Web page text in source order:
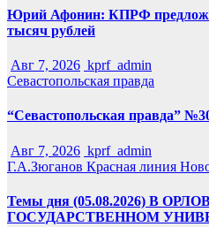
Юрий Афонин: КПРФ
тысяч рублей
Авг 7, 2026 kprf_admin
Севастопольская правда
“Севастопольская правда”
Авг 7, 2026 kprf_admin
Г.А.Зюганов Красная линия
Темы дня (05.08.2026) В
ГОСУДАРСТВЕННОМ